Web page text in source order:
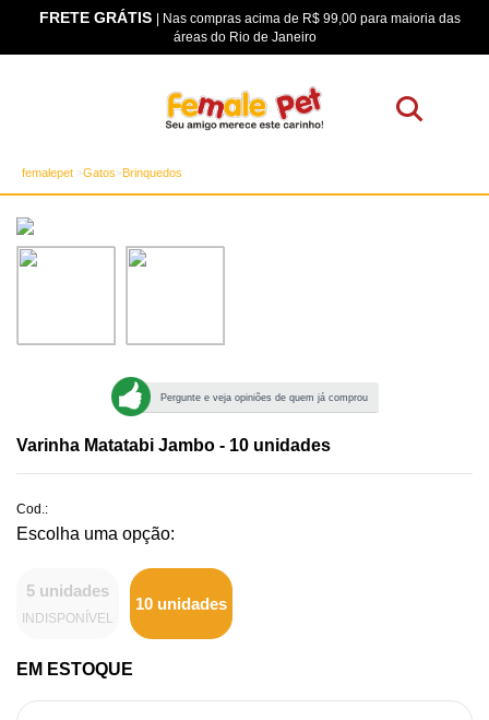
FRETE GRÁTIS | Nas compras acima de R$ 99,00 para maioria das
áreas do Rio de Janeiro
femalepet Gatos Brinquedos
Pergunte e veja opiniões de quem já comprou
Varinha Matatabi Jambo - 10 unidades
Cod.:
5 unidades
INDISPONÍVEL
10 unidades
EM ESTOQUE